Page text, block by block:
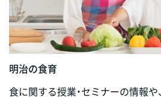
明治の食育
食に関する授業・セミナーの情報